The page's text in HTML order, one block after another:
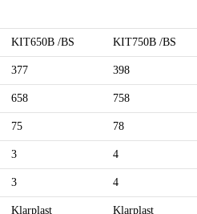
KIT650B /BS KIT750B /BS
377 398
658 758
75 78
3 4
3 4
Klarplast Klarplast